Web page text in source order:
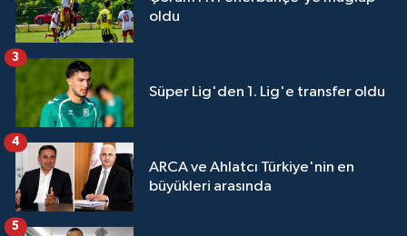
oldu
Süper Lig'den 1. Lig'e transfer oldu
3
ARCA ve Ahlatcı Türkiye'nin en
büyükleri arasında
4
5